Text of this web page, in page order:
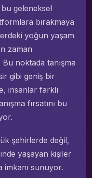
geleneksel
bırakmaya
yoğun yaşam
zaman
noktada tanışma
gibi geniş bir
insanlar farklı
fırsatını bu
şehirlerde değil,
yaşayan kişiler
imkanı sunuyor.